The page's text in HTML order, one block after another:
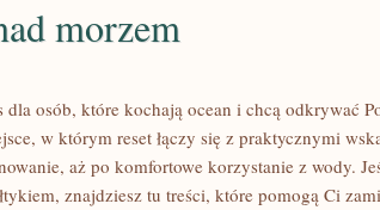
morzem
dla osób, które kochają ocean i chcą odkrywać
w którym reset łączy się z praktycznymi
aż po komfortowe korzystanie z wody.
znajdziesz tu treści, które pomogą Ci